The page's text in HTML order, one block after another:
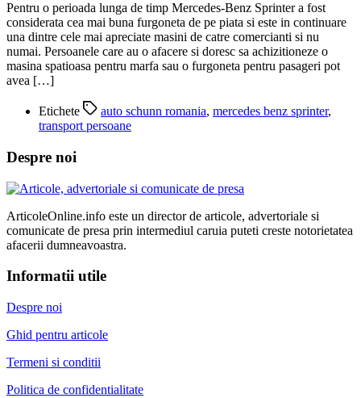
Pentru o perioada lunga de timp Mercedes-Benz Sprinter a fost
considerata cea mai buna furgoneta de pe piata si este in continuare
una dintre cele mai apreciate masini de catre comercianti si nu
numai. Persoanele care au o afacere si doresc sa achizitioneze o
masina spatioasa pentru marfa sau o furgoneta pentru pasageri pot
avea […]
Etichete auto schunn romania, mercedes benz sprinter,
transport persoane
Despre noi
ArticoleOnline.info este un director de articole, advertoriale si
comunicate de presa prin intermediul caruia puteti creste notorietatea
afacerii dumneavoastra.
Informatii utile
Despre noi
Ghid pentru articole
Termeni si conditii
Politica de confidentialitate